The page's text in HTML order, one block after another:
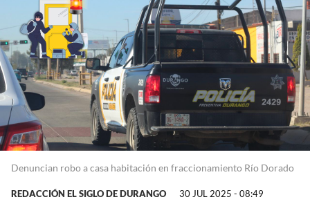
Denuncian robo a casa habitación en fraccionamiento Río Dorado
REDACCIÓN EL SIGLO DE DURANGO 30 JUL 2025 - 08:49